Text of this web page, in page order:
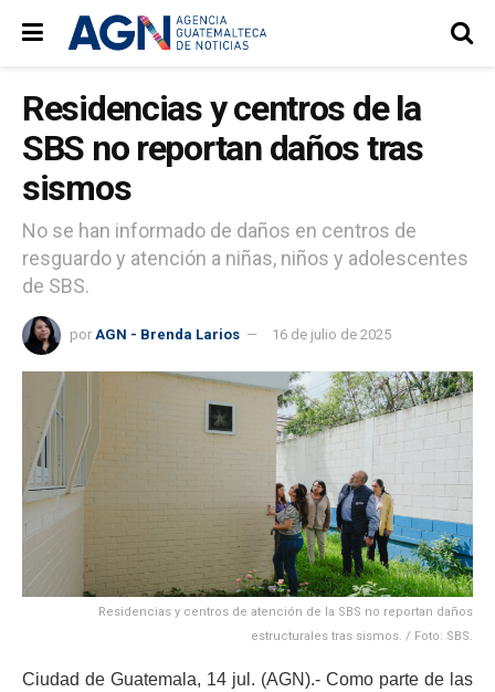
Residencias y centros de la
SBS no reportan daños tras
sismos
No se han informado de daños en centros de
resguardo y atención a niñas, niños y adolescentes
de SBS.
por AGN - Brenda Larios 16 de julio de 2025
Residencias y centros de atención de la SBS no reportan daños
estructurales tras sismos. / Foto: SBS.
Ciudad de Guatemala, 14 jul. (AGN).- Como parte de las